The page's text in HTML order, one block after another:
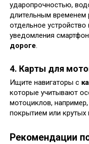
ударопрочностью,
длительным временем
отдельное устройство
уведомления
дороге.
4. Карты для
Ищите навигаторы с
которые учитывают
мотоциклов,
покрытием или
Рекомендации